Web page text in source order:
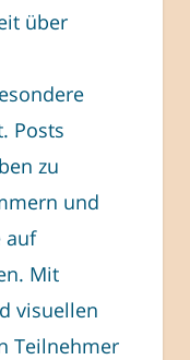
über
Posts
zu
und
auf
Mit
visuellen
Teilnehmer